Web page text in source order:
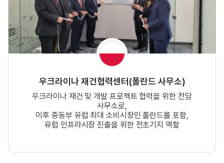
우크라이나 재건협력센터(폴란드 사무소)
우크라이나 재건 및 개발 프로젝트 협력을 위한 전담
사무소로,
이후 중동부 유럽 최대 소비시장인 폴란드를 포함,
유럽 인프라시장 진출을 위한 전초기지 역할